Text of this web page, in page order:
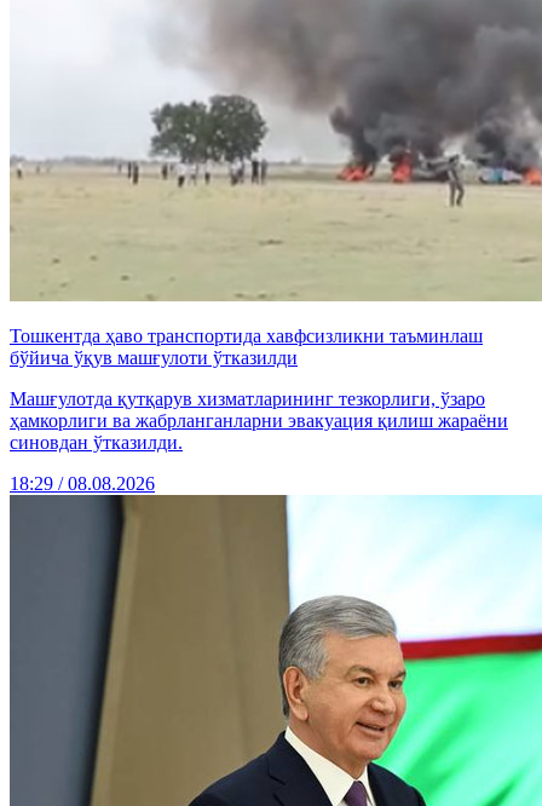
Тошкентда ҳаво транспортида хавфсизликни таъминлаш
бўйича ўқув машғулоти ўтказилди
Машғулотда қутқарув хизматларининг тезкорлиги, ўзаро
ҳамкорлиги ва жабрланганларни эвакуация қилиш жараёни
синовдан ўтказилди.
18:29 / 08.08.2026